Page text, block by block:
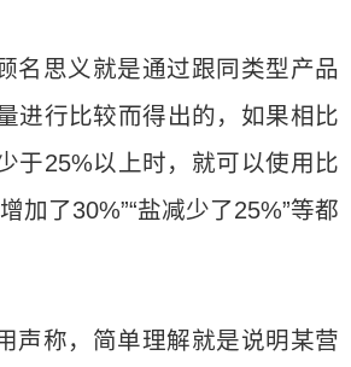
名思义就是通过跟同类型产品
进行比较而得出的，如果相比
于25%以上时，就可以使用比
加了30%”“盐减少了25%”等都
声称，简单理解就是说明某营